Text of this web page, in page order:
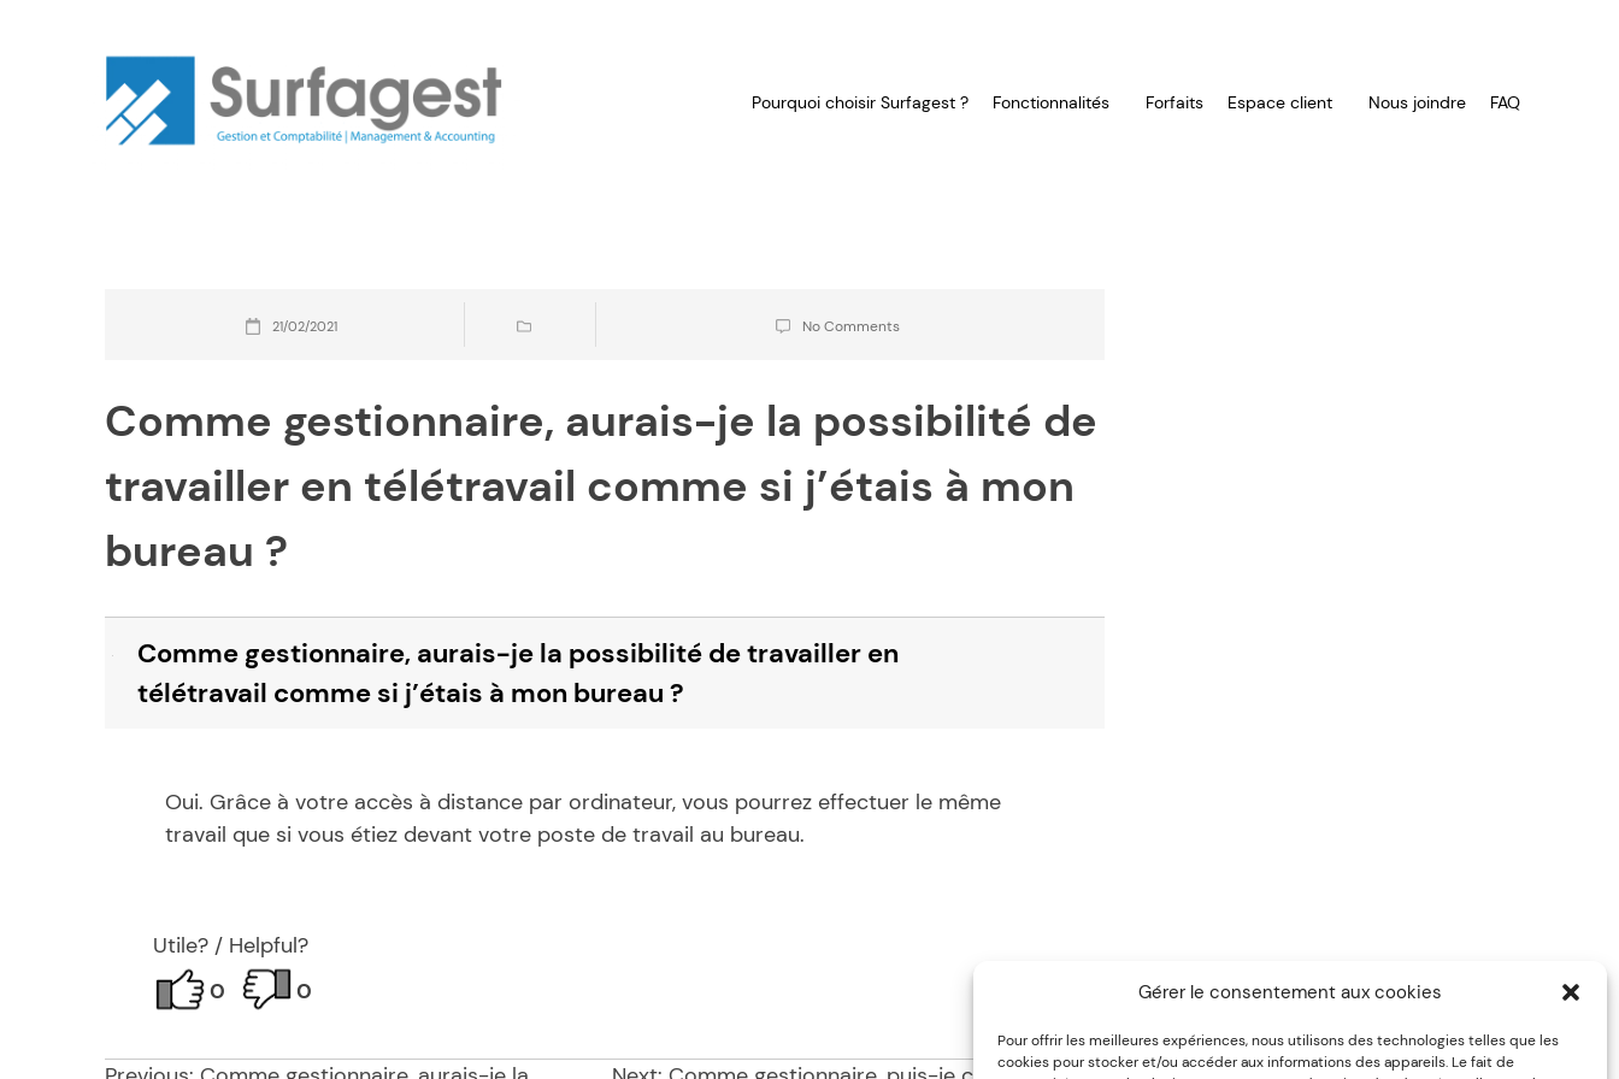
Gérer le consentement aux cookies
Pour offrir les meilleures expériences, nous utilisons des technologies telles que les
cookies pour stocker et/ou accéder aux informations des appareils. Le fait de
Pourquoi choisir Surfagest ? Fonctionnalités Forfaits Espace client Nous joindre FAQ
21/02/2021 No Comments
Comme gestionnaire, aurais-je la possibilité de
travailler en télétravail comme si j’étais à mon
bureau ?
Comme gestionnaire, aurais-je la possibilité de travailler en
télétravail comme si j’étais à mon bureau ?
Oui. Grâce à votre accès à distance par ordinateur, vous pourrez effectuer le même
travail que si vous étiez devant votre poste de travail au bureau.
Utile? / Helpful?
0
0